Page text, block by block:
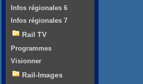
Infos régionales 6
Infos régionales 7
Rail TV
Programmes
Visionner
Rail-Images